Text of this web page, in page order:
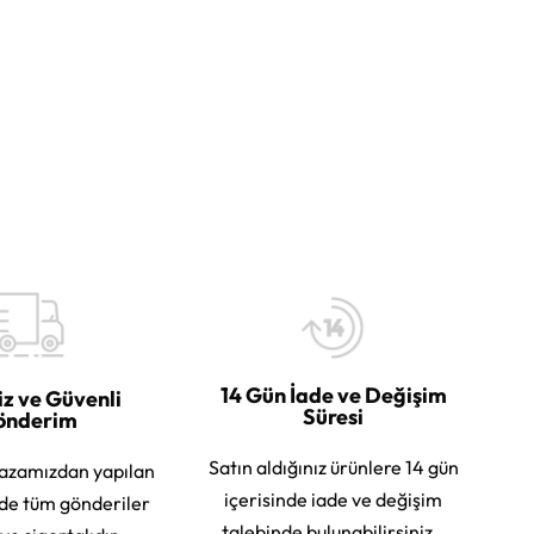
ve Güvenli
yapılan
tüm gönderiler
14 Gün İade ve Değişim
Süresi
Satın aldığınız ürünlere 14 gün
içerisinde iade ve değişim